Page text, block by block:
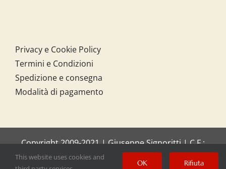
Privacy e Cookie Policy
Termini e Condizioni
Spedizione e consegna
Modalità di pagamento
Copyright 2009-2021 | Giuseppe Signoritti | C.F.:
SGNGPP61C20I158O
This website uses cookies and
OK Rifiuta